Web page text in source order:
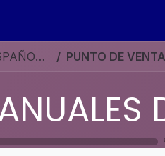
MANUALES DE USUARIO EN ESPAÑOL ODOO 19 PUNTO DE VENTA -